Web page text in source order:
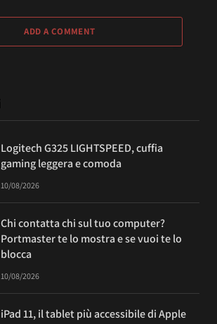
ADD A COMMENT
Logitech G325 LIGHTSPEED, cuffia
gaming leggera e comoda
10/08/2026
Chi contatta chi sul tuo computer?
Portmaster te lo mostra e se vuoi te lo
blocca
10/08/2026
iPad 11, il tablet più accessibile di Apple